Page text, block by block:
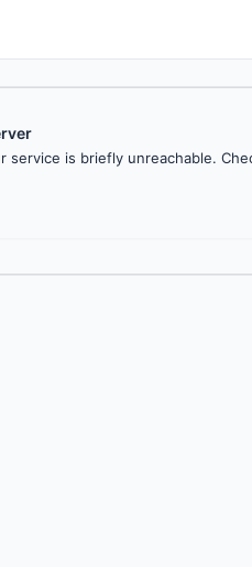
service is briefly unreachable.